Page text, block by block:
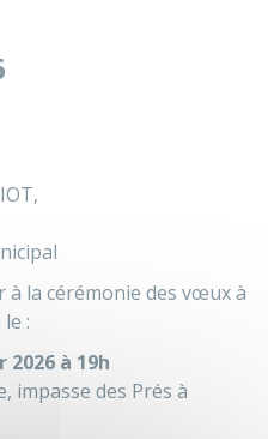
la cérémonie des vœux à
:
à 19h
impasse des Prés à